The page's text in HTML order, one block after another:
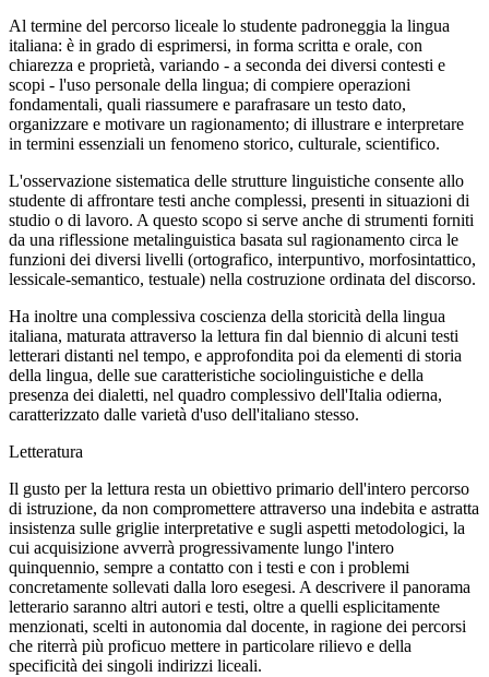
Al termine del percorso liceale lo studente padroneggia la lingua
italiana: è in grado di esprimersi, in forma scritta e orale, con
chiarezza e proprietà, variando - a seconda dei diversi contesti e
scopi - l'uso personale della lingua; di compiere operazioni
fondamentali, quali riassumere e parafrasare un testo dato,
organizzare e motivare un ragionamento; di illustrare e interpretare
in termini essenziali un fenomeno storico, culturale, scientifico.
L'osservazione sistematica delle strutture linguistiche consente allo
studente di affrontare testi anche complessi, presenti in situazioni di
studio o di lavoro. A questo scopo si serve anche di strumenti forniti
da una riflessione metalinguistica basata sul ragionamento circa le
funzioni dei diversi livelli (ortografico, interpuntivo, morfosintattico,
lessicale-semantico, testuale) nella costruzione ordinata del discorso.
Ha inoltre una complessiva coscienza della storicità della lingua
italiana, maturata attraverso la lettura fin dal biennio di alcuni testi
letterari distanti nel tempo, e approfondita poi da elementi di storia
della lingua, delle sue caratteristiche sociolinguistiche e della
presenza dei dialetti, nel quadro complessivo dell'Italia odierna,
caratterizzato dalle varietà d'uso dell'italiano stesso.
Letteratura
Il gusto per la lettura resta un obiettivo primario dell'intero percorso
di istruzione, da non compromettere attraverso una indebita e astratta
insistenza sulle griglie interpretative e sugli aspetti metodologici, la
cui acquisizione avverrà progressivamente lungo l'intero
quinquennio, sempre a contatto con i testi e con i problemi
concretamente sollevati dalla loro esegesi. A descrivere il panorama
letterario saranno altri autori e testi, oltre a quelli esplicitamente
menzionati, scelti in autonomia dal docente, in ragione dei percorsi
che riterrà più proficuo mettere in particolare rilievo e della
specificità dei singoli indirizzi liceali.